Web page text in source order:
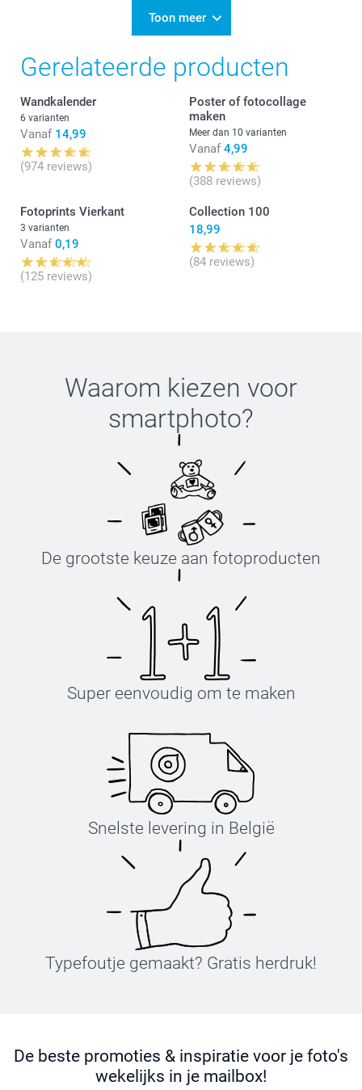
bestelde en zelf gemaakte compact fotoboek.
Geniet van jouw mooie creatie!
Vriendelijke groet!
Nathalie @smartphoto
Toon meer
Gerelateerde producten
Wandkalender
6 varianten
Vanaf 14,99
(974 reviews)
Poster of fotocollage
maken
Meer dan 10 varianten
Vanaf 4,99
(388 reviews)
Fotoprints Vierkant
3 varianten
Vanaf 0,19
(125 reviews)
Collection 100
18,99
(84 reviews)
Waarom kiezen voor
smartphoto?
De grootste keuze aan fotoproducten
Super eenvoudig om te maken
Snelste levering in België
Typefoutje gemaakt? Gratis herdruk!
De beste promoties & inspiratie voor je foto's
wekelijks in je mailbox!